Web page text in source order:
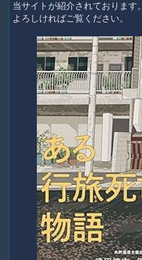
当サイトが紹介されております。
よろしければご覧ください。